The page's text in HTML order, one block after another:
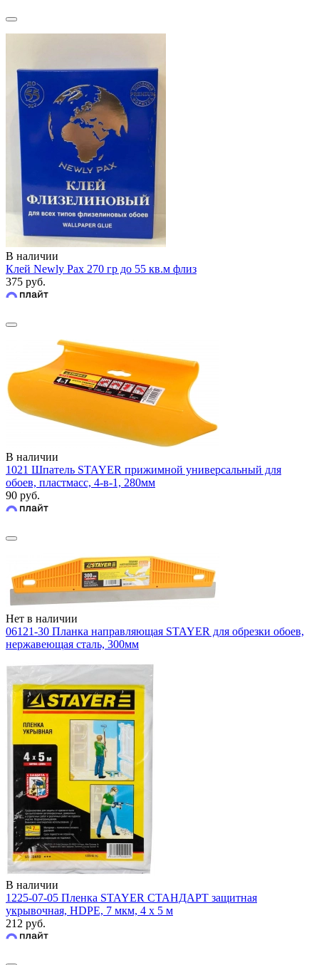
В наличии
Клей Newly Pax 270 гр до 55 кв.м флиз
375 руб.
В наличии
1021 Шпатель STAYER прижимной универсальный для
обоев, пластмасс, 4-в-1, 280мм
90 руб.
Нет в наличии
06121-30 Планка направляющая STAYER для обрезки обоев,
нержавеющая сталь, 300мм
В наличии
1225-07-05 Пленка STAYER СТАНДАРТ защитная
укрывочная, HDPE, 7 мкм, 4 х 5 м
212 руб.